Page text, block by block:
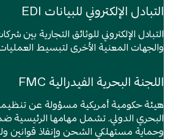
التبادل الإلكتروني للبيانات EDI
التبادل الإلكتروني للوثائق التجارية بين
والجهات المعنية الأخرى لتبسيط
اللجنة البحرية الفيدرالية FMC
هيئة حكومية أمريكية مسؤولة عن تنظيم
البحري الدولي. تشمل مهامها الرئيسية
وحماية مستهلكي الشحن وإنفاذ قوانين